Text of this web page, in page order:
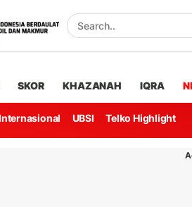
SKOR KHAZANAH IQRA
Internasional UBSI Telko Highlight